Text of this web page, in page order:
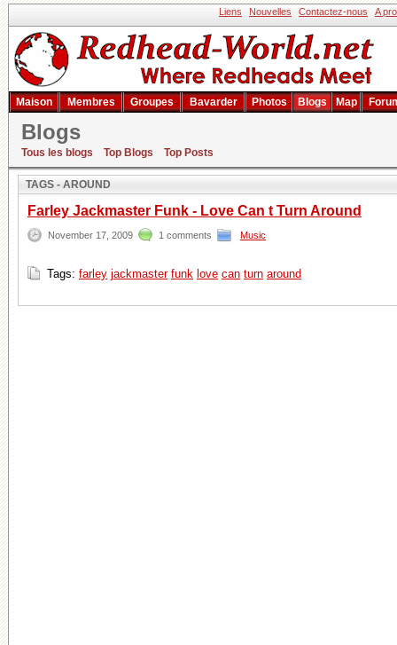
Liens Nouvelles Contactez-nous A
Maison Membres Groupes Bavarder Photos Blogs Map
Blogs
Tous les blogs Top Blogs Top Posts
Résultat de la recherche
TAGS - AROUND
Farley Jackmaster Funk - Love Can t Turn Around
November 17, 2009 1 comments Music
Tags: farley jackmaster funk love can turn around